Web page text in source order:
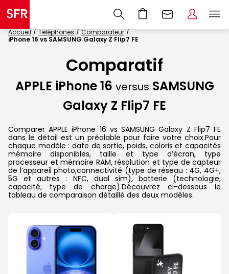
Accueil Téléphones
Comparateur
iPhone 16 vs SAMSUNG Galaxy Z Flip7 FE
Comparatif
APPLE iPhone 16 versus SAMSUNG
Galaxy Z Flip7 FE
Comparer APPLE iPhone 16 vs SAMSUNG Galaxy Z Flip7 FE
dans le détail est un préalable pour faire votre choix.Pour
chaque modèle : date de sortie, poids, coloris et capacités
mémoire disponibles, taille et type d’écran, type
processeur et mémoire RAM, résolution et type de capteur
de l’appareil photo,connectivité (type de réseau : 4G, 4G+,
5G et autres : NFC, dual sim), batterie (technologie,
capacité, type de charge).Découvrez ci-dessous le
tableau de comparaison détaillé des deux modèles.